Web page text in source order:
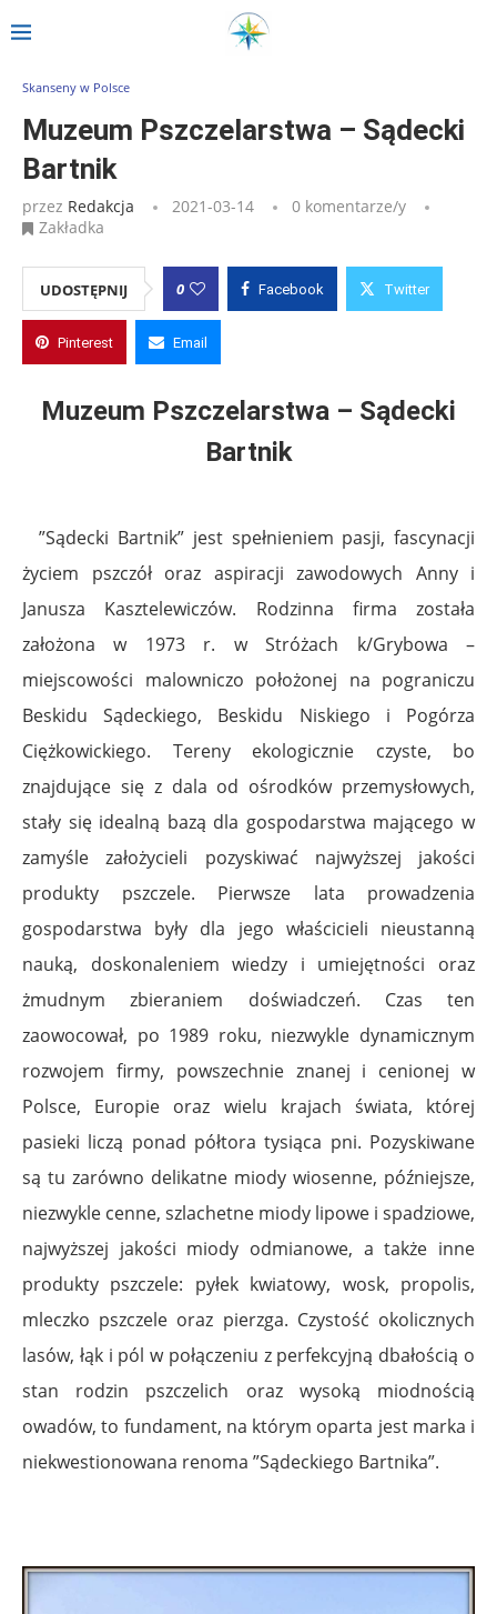
Strona główna Muzeum Pszczelarstwa – Sądecki Bartnik
Skanseny w Polsce
Muzeum Pszczelarstwa – Sądecki
Bartnik
przez Redakcja 2021-03-14
0 komentarze/y
Zakładka
UDOSTĘPNIJ 0 Facebook Twitter
Pinterest Email
Muzeum Pszczelarstwa – Sądecki
Bartnik
”Sądecki Bartnik” jest spełnieniem pasji, fascynacji
życiem pszczół oraz aspiracji zawodowych Anny i
Janusza Kasztelewiczów. Rodzinna firma została
założona w 1973 r. w Stróżach k/Grybowa –
miejscowości malowniczo położonej na pograniczu
Beskidu Sądeckiego, Beskidu Niskiego i Pogórza
Ciężkowickiego. Tereny ekologicznie czyste, bo
znajdujące się z dala od ośrodków przemysłowych,
stały się idealną bazą dla gospodarstwa mającego w
zamyśle założycieli pozyskiwać najwyższej jakości
produkty pszczele. Pierwsze lata prowadzenia
gospodarstwa były dla jego właścicieli nieustanną
nauką, doskonaleniem wiedzy i umiejętności oraz
żmudnym zbieraniem doświadczeń. Czas ten
zaowocował, po 1989 roku, niezwykle dynamicznym
rozwojem firmy, powszechnie znanej i cenionej w
Polsce, Europie oraz wielu krajach świata, której
pasieki liczą ponad półtora tysiąca pni. Pozyskiwane
są tu zarówno delikatne miody wiosenne, późniejsze,
niezwykle cenne, szlachetne miody lipowe i spadziowe,
najwyższej jakości miody odmianowe, a także inne
produkty pszczele: pyłek kwiatowy, wosk, propolis,
mleczko pszczele oraz pierzga. Czystość okolicznych
lasów, łąk i pól w połączeniu z perfekcyjną dbałością o
stan rodzin pszczelich oraz wysoką miodnością
owadów, to fundament, na którym oparta jest marka i
niekwestionowana renoma ”Sądeckiego Bartnika”.